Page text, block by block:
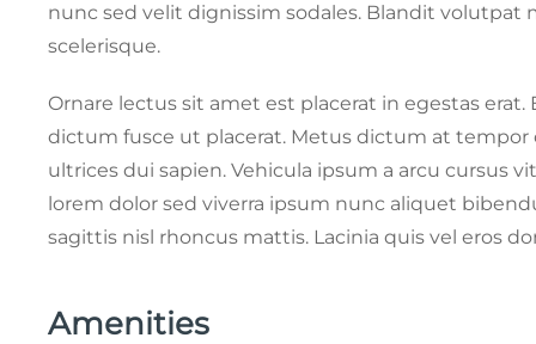
nunc sed velit dignissim sodales. Blandit
scelerisque.
Ornare lectus sit amet est placerat in egestas
dictum fusce ut placerat. Metus dictum at
ultrices dui sapien. Vehicula ipsum a arcu cursus
lorem dolor sed viverra ipsum nunc aliquet
sagittis nisl rhoncus mattis. Lacinia quis vel eros
Amenities